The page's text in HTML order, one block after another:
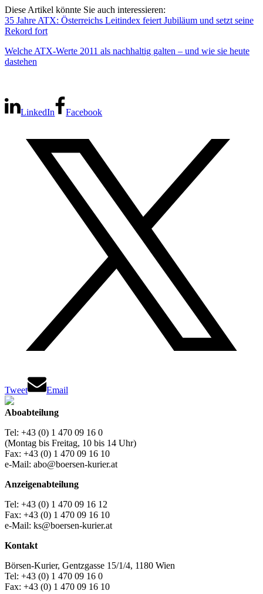
Diese Artikel könnte Sie auch interessieren:
35 Jahre ATX: Österreichs Leitindex feiert Jubiläum und setzt seine
Rekord fort
Welche ATX‑Werte 2011 als nachhaltig galten – und wie sie heute
dastehen
LinkedIn Facebook
Tweet Email
Aboabteilung
Tel: +43 (0) 1 470 09 16 0
(Montag bis Freitag, 10 bis 14 Uhr)
Fax: +43 (0) 1 470 09 16 10
e-Mail: abo@boersen-kurier.at
Anzeigenabteilung
Tel: +43 (0) 1 470 09 16 12
Fax: +43 (0) 1 470 09 16 10
e-Mail: ks@boersen-kurier.at
Kontakt
Börsen-Kurier, Gentzgasse 15/1/4, 1180 Wien
Tel: +43 (0) 1 470 09 16 0
Fax: +43 (0) 1 470 09 16 10